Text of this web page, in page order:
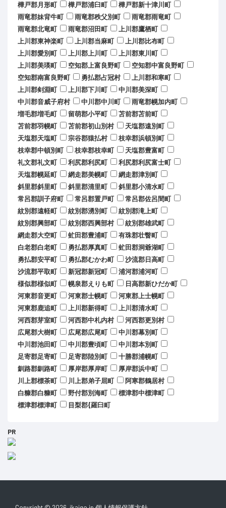
樺戸郡月形町
樺戸郡浦臼町
樺戸郡新十津川町
雨竜郡妹背牛町
雨竜郡秩父別町
雨竜郡雨竜町
雨竜郡北竜町
雨竜郡沼田町
上川郡鷹栖町
上川郡東神楽町
上川郡当麻町
上川郡比布町
上川郡愛別町
上川郡上川町
上川郡東川町
上川郡美瑛町
空知郡上富良野町
空知郡中富良野町
空知郡南富良野町
勇払郡占冠村
上川郡和寒町
上川郡剣淵町
上川郡下川町
中川郡美深町
中川郡音威子府村
中川郡中川町
雨竜郡幌加内町
増毛郡増毛町
留萌郡小平町
苫前郡苫前町
苫前郡羽幌町
苫前郡初山別村
天塩郡遠別町
天塩郡天塩町
宗谷郡猿払村
枝幸郡浜頓別町
枝幸郡中頓別町
枝幸郡枝幸町
天塩郡豊富町
礼文郡礼文町
利尻郡利尻町
利尻郡利尻富士町
天塩郡幌延町
網走郡美幌町
網走郡津別町
斜里郡斜里町
斜里郡清里町
斜里郡小清水町
常呂郡訓子府町
常呂郡置戸町
常呂郡佐呂間町
紋別郡遠軽町
紋別郡湧別町
紋別郡滝上町
紋別郡興部町
紋別郡西興部村
紋別郡雄武町
網走郡大空町
虻田郡豊浦町
有珠郡壮瞥町
白老郡白老町
勇払郡厚真町
虻田郡洞爺湖町
勇払郡安平町
勇払郡むかわ町
沙流郡日高町
沙流郡平取町
新冠郡新冠町
浦河郡浦河町
様似郡様似町
幌泉郡えりも町
日高郡新ひだか町
河東郡音更町
河東郡士幌町
河東郡上士幌町
河東郡鹿追町
上川郡新得町
上川郡清水町
河西郡芽室町
河西郡中札内村
河西郡更別村
広尾郡大樹町
広尾郡広尾町
中川郡幕別町
中川郡池田町
中川郡豊頃町
中川郡本別町
足寄郡足寄町
足寄郡陸別町
十勝郡浦幌町
釧路郡釧路町
厚岸郡厚岸町
厚岸郡浜中町
川上郡標茶町
川上郡弟子屈町
阿寒郡鶴居村
白糠郡白糠町
野付郡別海町
標津郡中標津町
標津郡標津町
目梨郡{羅臼町
PR